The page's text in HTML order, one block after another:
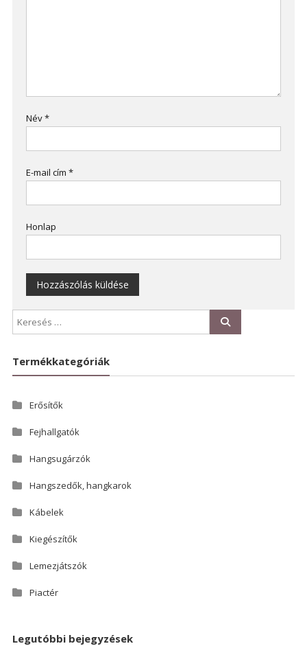
Név*
E-mail cím *
Honlap
Termékkategóriák
Erősítők
Fejhallgatók
Hangsugárzók
Hangszedők, hangkarok
Kábelek
Kiegészítők
Lemezjátszók
Piactér
Legutóbbi bejegyzések